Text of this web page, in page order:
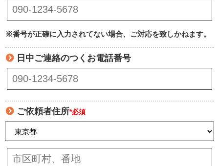
※番号が正確に入力されてない場合、ご対応を致しかねます。
日中ご連絡のつくお電話番号
ご依頼者住所*必須